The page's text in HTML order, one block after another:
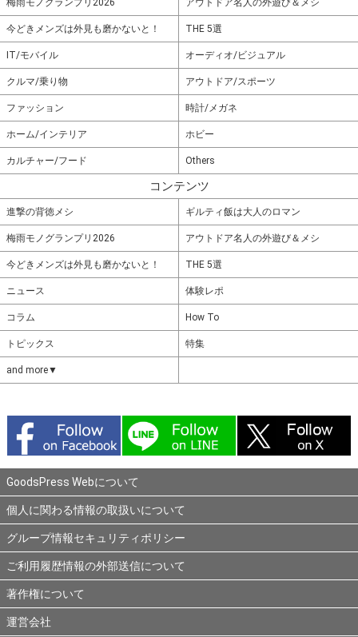
今どきメンズは外見も磨かないと！ THE 5選
IT/モバイル オーディオ/ビジュアル
クルマ/乗り物 アウトドア/スポーツ
ファッション 時計/メガネ
ホーム/インテリア ホビー
カルチャー/フード Others
コンテンツ
進撃の背徳メシ ギルティ飯は大人のロマン
梅雨モノグランプリ2026 アウトドア名人の外遊び＆メシ
今どきメンズは外見も磨かないと！ THE 5選
ニュース 体験レポ
コラム How To
トピックス 特集
and more▼
GoodsPress Webについて
個人に関わる情報の取扱いについて
グループ情報セキュリティポリシー
ご利用履歴情報の外部送信について
著作権について
運営会社